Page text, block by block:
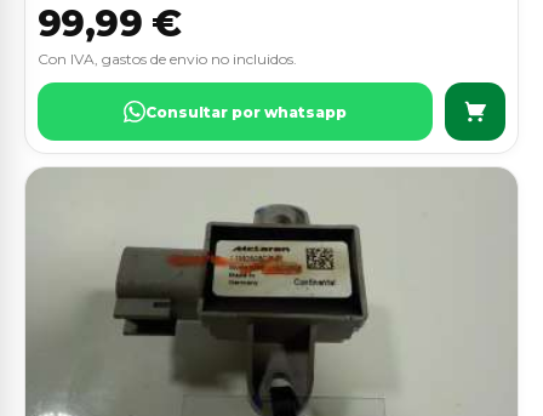
99,99 €
Con IVA, gastos de envio no incluidos.
Consultar por whatsapp